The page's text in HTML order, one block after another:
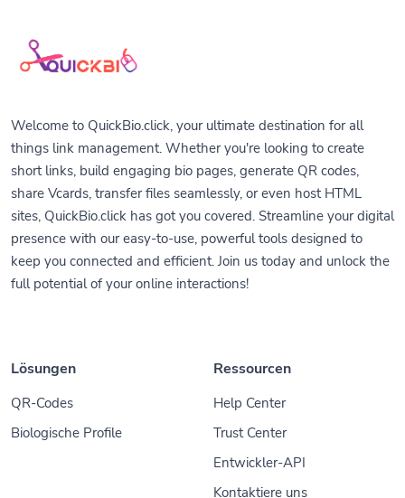
Welcome to QuickBio.click, your ultimate destination for all
things link management. Whether you're looking to create
short links, build engaging bio pages, generate QR codes,
share Vcards, transfer files seamlessly, or even host HTML
sites, QuickBio.click has got you covered. Streamline your digital
presence with our easy-to-use, powerful tools designed to
keep you connected and efficient. Join us today and unlock the
full potential of your online interactions!
Lösungen
QR-Codes
Biologische Profile
Ressourcen
Help Center
Trust Center
Entwickler-API
Kontaktiere uns